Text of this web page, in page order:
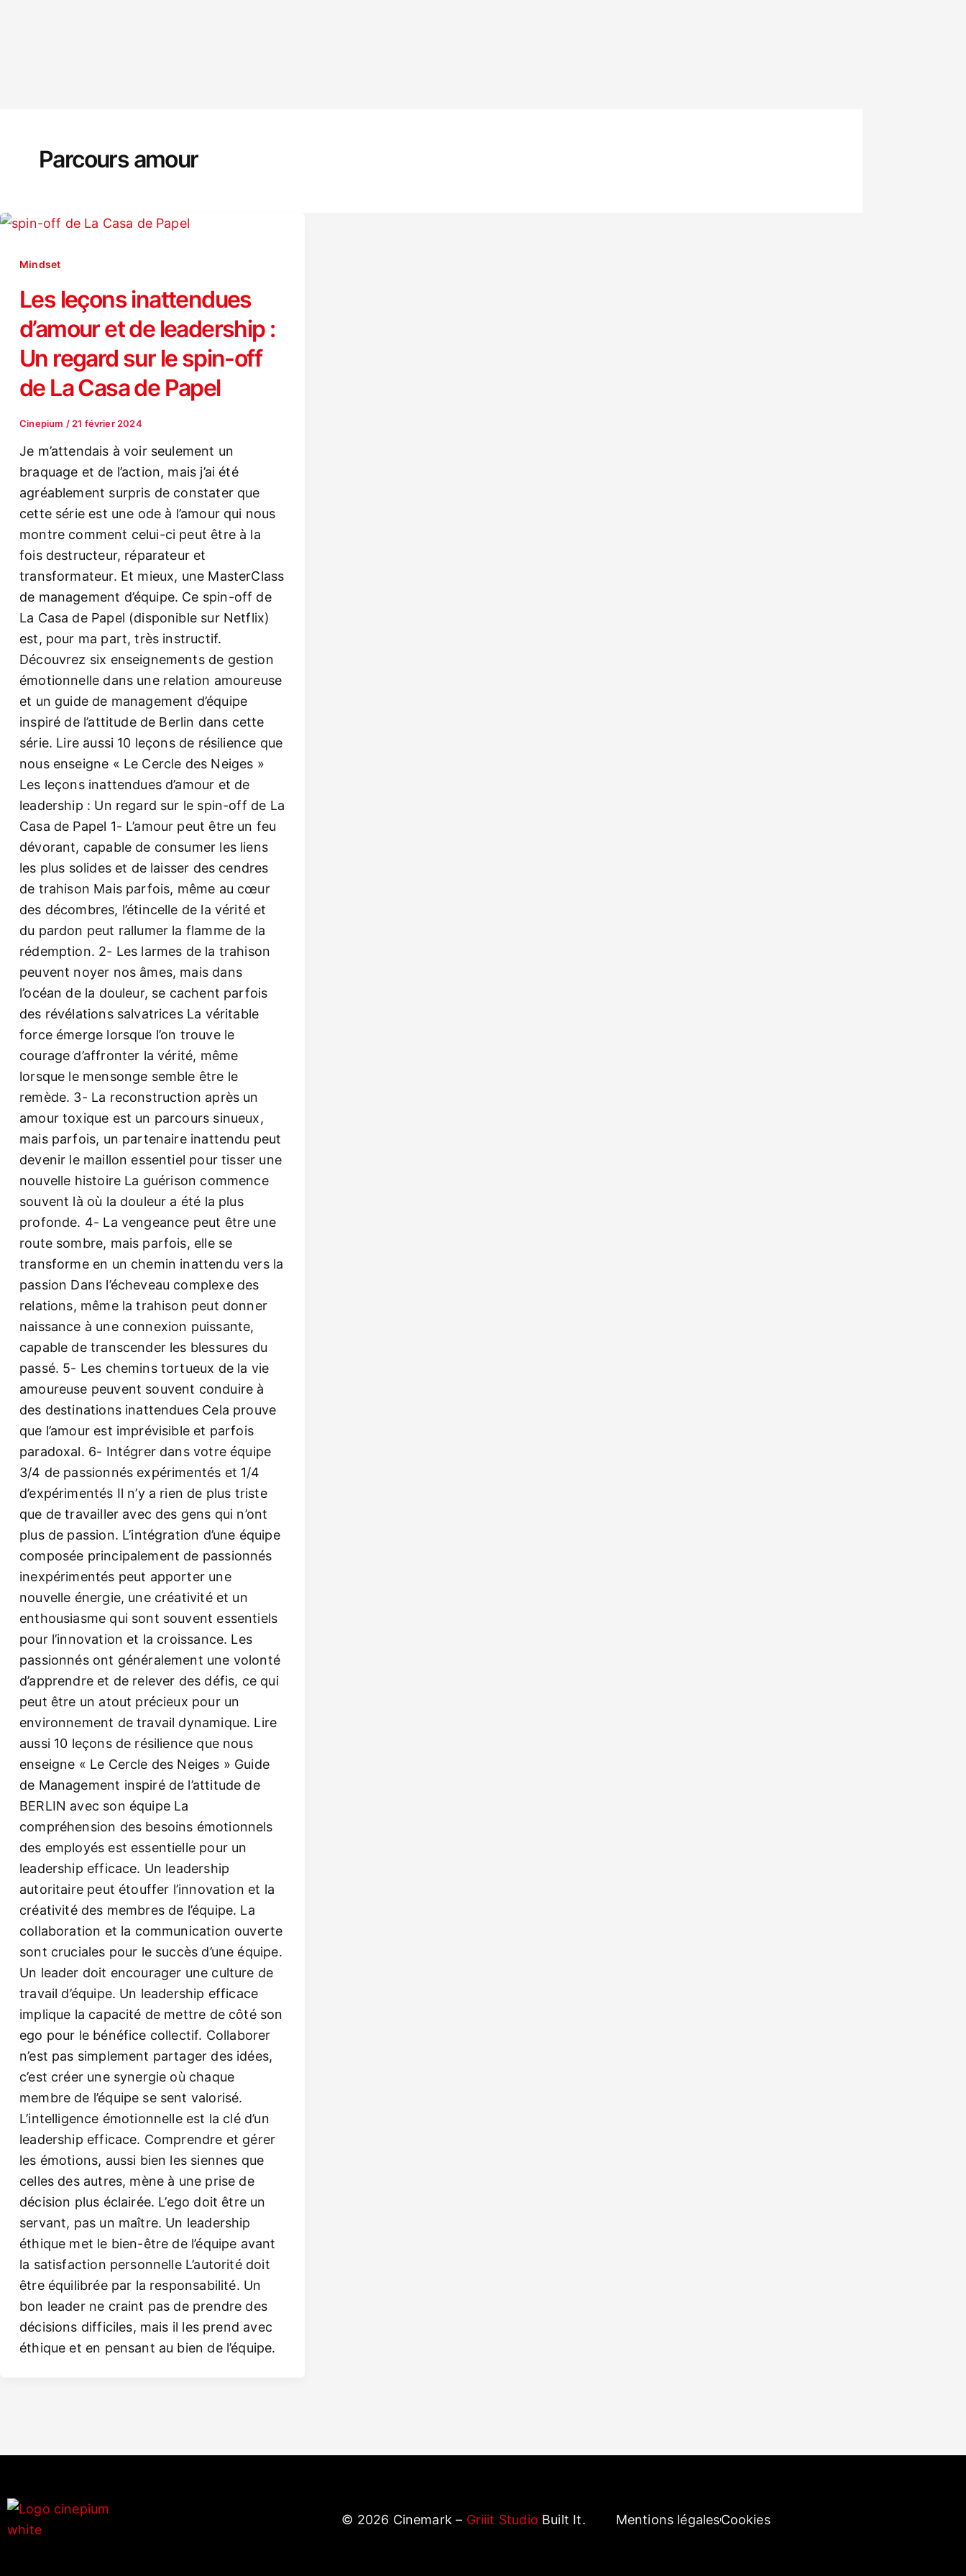
Parcours amour
Mindset
Les leçons inattendues
d’amour et de leadership :
Un regard sur le spin-off
de La Casa de Papel
Cinepium / 21 février 2024
Je m’attendais à voir seulement un
braquage et de l’action, mais j’ai été
agréablement surpris de constater que
cette série est une ode à l’amour qui nous
montre comment celui-ci peut être à la
fois destructeur, réparateur et
transformateur. Et mieux, une MasterClass
de management d’équipe. Ce spin-off de
La Casa de Papel (disponible sur Netflix)
est, pour ma part, très instructif.
Découvrez six enseignements de gestion
émotionnelle dans une relation amoureuse
et un guide de management d’équipe
inspiré de l’attitude de Berlin dans cette
série. Lire aussi 10 leçons de résilience que
nous enseigne « Le Cercle des Neiges »
Les leçons inattendues d’amour et de
leadership : Un regard sur le spin-off de La
Casa de Papel 1- L’amour peut être un feu
dévorant, capable de consumer les liens
les plus solides et de laisser des cendres
de trahison Mais parfois, même au cœur
des décombres, l’étincelle de la vérité et
du pardon peut rallumer la flamme de la
rédemption. 2- Les larmes de la trahison
peuvent noyer nos âmes, mais dans
l’océan de la douleur, se cachent parfois
des révélations salvatrices La véritable
force émerge lorsque l’on trouve le
courage d’affronter la vérité, même
lorsque le mensonge semble être le
remède. 3- La reconstruction après un
amour toxique est un parcours sinueux,
mais parfois, un partenaire inattendu peut
devenir le maillon essentiel pour tisser une
nouvelle histoire La guérison commence
souvent là où la douleur a été la plus
profonde. 4- La vengeance peut être une
route sombre, mais parfois, elle se
transforme en un chemin inattendu vers la
passion Dans l’écheveau complexe des
relations, même la trahison peut donner
naissance à une connexion puissante,
capable de transcender les blessures du
passé. 5- Les chemins tortueux de la vie
amoureuse peuvent souvent conduire à
des destinations inattendues Cela prouve
que l’amour est imprévisible et parfois
paradoxal. 6- Intégrer dans votre équipe
3/4 de passionnés expérimentés et 1/4
d’expérimentés Il n’y a rien de plus triste
que de travailler avec des gens qui n’ont
plus de passion. L’intégration d’une équipe
composée principalement de passionnés
inexpérimentés peut apporter une
nouvelle énergie, une créativité et un
enthousiasme qui sont souvent essentiels
pour l’innovation et la croissance. Les
passionnés ont généralement une volonté
d’apprendre et de relever des défis, ce qui
peut être un atout précieux pour un
environnement de travail dynamique. Lire
aussi 10 leçons de résilience que nous
enseigne « Le Cercle des Neiges » Guide
de Management inspiré de l’attitude de
BERLIN avec son équipe La
compréhension des besoins émotionnels
des employés est essentielle pour un
leadership efficace. Un leadership
autoritaire peut étouffer l’innovation et la
créativité des membres de l’équipe. La
collaboration et la communication ouverte
sont cruciales pour le succès d’une équipe.
Un leader doit encourager une culture de
travail d’équipe. Un leadership efficace
implique la capacité de mettre de côté son
ego pour le bénéfice collectif. Collaborer
n’est pas simplement partager des idées,
c’est créer une synergie où chaque
membre de l’équipe se sent valorisé.
L’intelligence émotionnelle est la clé d’un
leadership efficace. Comprendre et gérer
les émotions, aussi bien les siennes que
celles des autres, mène à une prise de
décision plus éclairée. L’ego doit être un
servant, pas un maître. Un leadership
éthique met le bien-être de l’équipe avant
la satisfaction personnelle L’autorité doit
être équilibrée par la responsabilité. Un
bon leader ne craint pas de prendre des
décisions difficiles, mais il les prend avec
éthique et en pensant au bien de l’équipe.
© 2026 Cinemark – Griiit Studio Built It. Mentions légalesCookies